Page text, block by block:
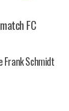
FC
Frank Schmidt